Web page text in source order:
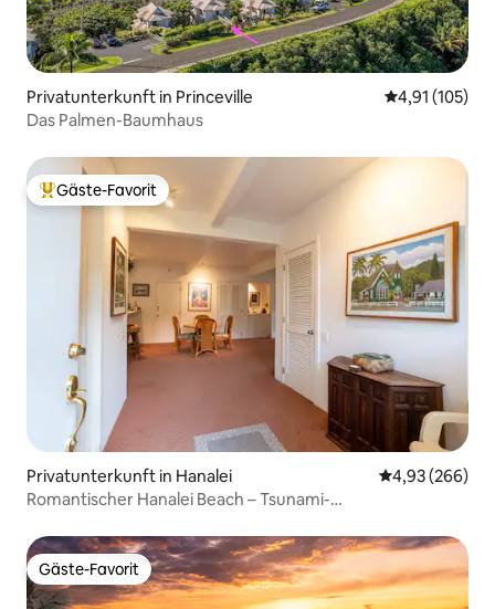
Privatunterkunft in Princeville
4,91 (105)
Das Palmen-Baumhaus
Beliebter Gäste-Favorit.
Gäste-Favorit
Privatunterkunft in Hanalei
4,93 (266)
Romantischer Hanalei Beach – Tsunami-
Gäste-Favorit
Gäste-Favorit